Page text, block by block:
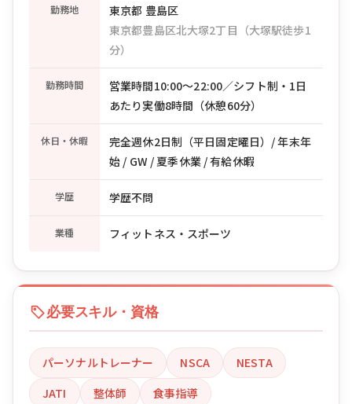
勤務地
東京都 豊島区
東京都豊島区北大塚2丁目（大塚駅徒歩1
分）
勤務時間
営業時間10:00〜22:00／シフト制・1日
あたり実働8時間（休憩60分）
休日・休暇
完全週休2日制（平日固定曜日）/ 年末年
始 / GW / 夏季休業 / 有給休暇
学歴 学歴不問
業種 フィットネス・スポーツ
必要スキル・資格
パーソナルトレーナー NSCA
NESTA
JATI
整体師 食事指導